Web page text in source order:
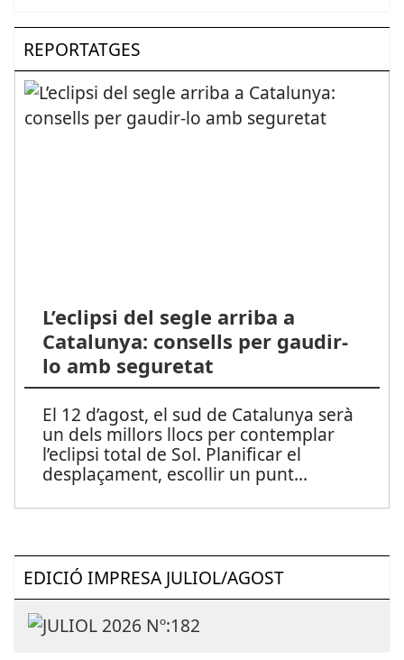
REPORTATGES
L’eclipsi del segle arriba a
Catalunya: consells per gaudir-
lo amb seguretat
El 12 d’agost, el sud de Catalunya serà
un dels millors llocs per contemplar
l’eclipsi total de Sol. Planificar el
desplaçament, escollir un punt...
EDICIÓ IMPRESA JULIOL/AGOST